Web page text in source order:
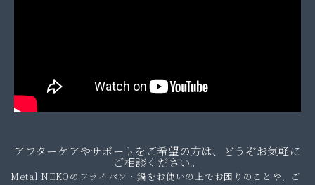
アフターケアやサポートをご希望の方は、どうぞお気軽に
ご相談ください。
Metal NEKOのフライパン・鍋をお使いの上でお困りのことや、ご